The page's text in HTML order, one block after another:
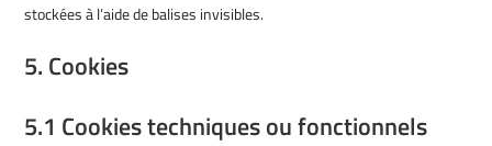
stockées à l’aide de balises invisibles.
5. Cookies
5.1 Cookies techniques ou fonctionnels